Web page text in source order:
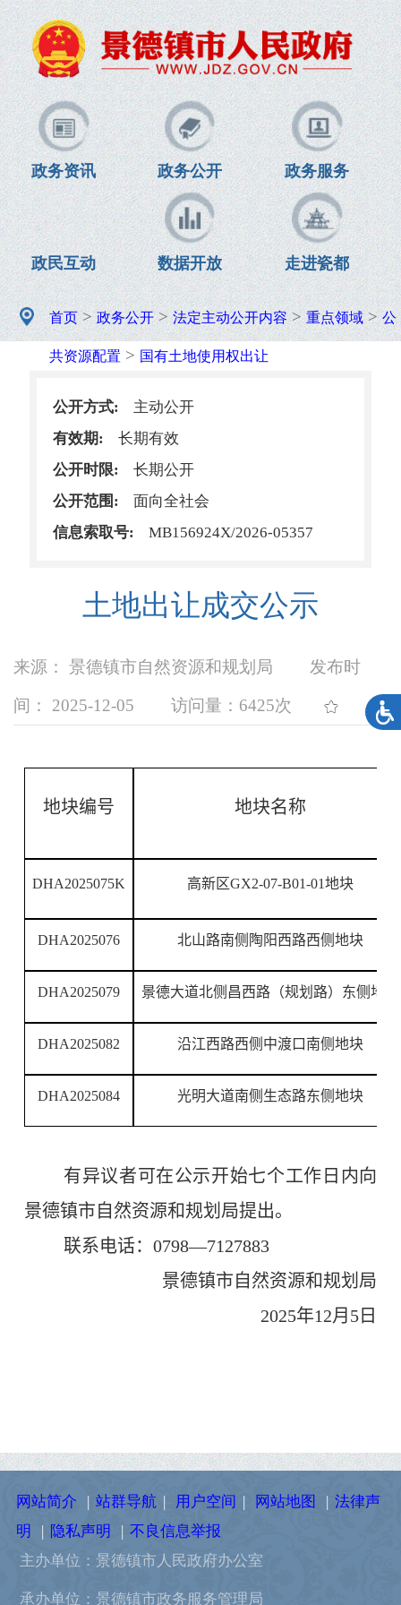
政务资讯 政务公开 政务服务
政民互动 数据开放 走进瓷都
首页>政务公开>法定主动公开内容>重点领域>公
共资源配置 > 国有土地使用权出让
公开方式:
主动公开
有效期:
长期有效
公开时限:
长期公开
公开范围:
面向全社会
信息索取号:
MB156924X/2026-05357
土地出让成交公示
来源： 景德镇市自然资源和规划局 发布时
间： 2025-12-05 访问量： 6425次
地块编号 地块名称
DHA2025075K 高新区GX2-07-B01-01地块
DHA2025076 北山路南侧陶阳西路西侧地块
DHA2025079 景德大道北侧昌西路（规划路）东侧地块
DHA2025082 沿江西路西侧中渡口南侧地块
DHA2025084 光明大道南侧生态路东侧地块
有异议者可在公示开始七个工作日内向
景德镇市 自然资源和规划 局提出。
联系电话：0798—7127883
景德镇市 自然资源和规划局
2025年12月 5 日
网站简介 站群导航 用户空间 网站地图
法律声
明
隐私声明
不良信息举报
主办单位：景德镇市人民政府办公室
承办单位：景德镇市政务服务管理局